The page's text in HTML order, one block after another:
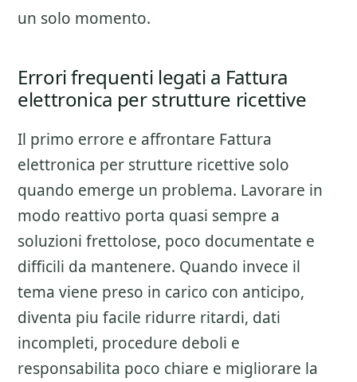
un solo momento.
Errori frequenti legati a Fattura
elettronica per strutture ricettive
Il primo errore e affrontare Fattura
elettronica per strutture ricettive solo
quando emerge un problema. Lavorare in
modo reattivo porta quasi sempre a
soluzioni frettolose, poco documentate e
difficili da mantenere. Quando invece il
tema viene preso in carico con anticipo,
diventa piu facile ridurre ritardi, dati
incompleti, procedure deboli e
responsabilita poco chiare e migliorare la